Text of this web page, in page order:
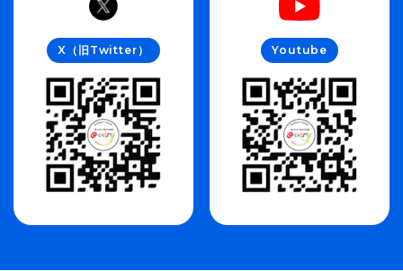
X（旧Twitter） Youtube